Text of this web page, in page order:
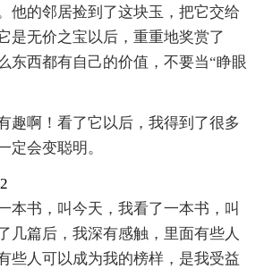
他的邻居捡到了这块玉，把它交给
是无价之宝以后，重重地奖赏了
东西都有自己的价值，不要当“睁眼
趣啊！看了它以后，我得到了很多
定会变聪明。
本书，叫今天，我看了一本书，叫
几篇后，我深有感触，里面有些人
些人可以成为我的榜样，是我受益